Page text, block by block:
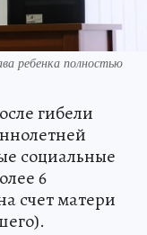
ребенка полностью
гибели
социальные
6
счет матери